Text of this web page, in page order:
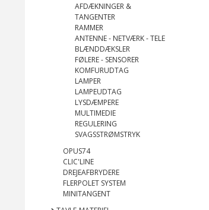
AFDÆKNINGER &
TANGENTER
RAMMER
ANTENNE - NETVÆRK - TELE
BLÆNDDÆKSLER
FØLERE - SENSORER
KOMFURUDTAG
LAMPER
LAMPEUDTAG
LYSDÆMPERE
MULTIMEDIE
REGULERING
SVAGSSTRØMSTRYK
OPUS74
CLIC'LINE
DREJEAFBRYDERE
FLERPOLET SYSTEM
MINITANGENT